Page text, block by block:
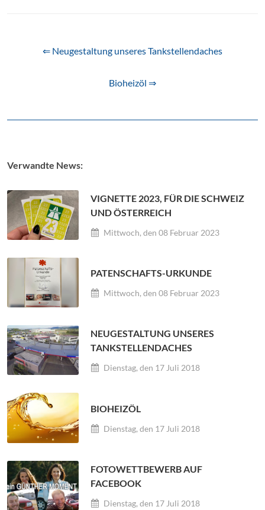
⇐ Neugestaltung unseres Tankstellendaches
Bioheizöl ⇒
Verwandte News:
VIGNETTE 2023, FÜR DIE SCHWEIZ
UND ÖSTERREICH
Mittwoch, den 08 Februar 2023
PATENSCHAFTS-URKUNDE
Mittwoch, den 08 Februar 2023
NEUGESTALTUNG UNSERES
TANKSTELLENDACHES
Dienstag, den 17 Juli 2018
BIOHEIZÖL
Dienstag, den 17 Juli 2018
FOTOWETTBEWERB AUF
FACEBOOK
Dienstag, den 17 Juli 2018